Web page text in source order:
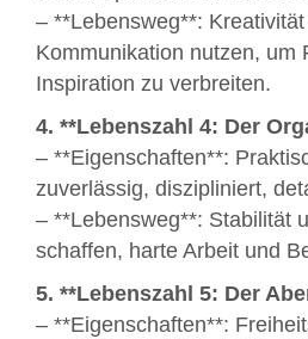
– **Lebensweg**: Kreativität
Kommunikation nutzen, um
Inspiration zu verbreiten.
4. **Lebenszahl 4: Der
– **Eigenschaften**:
zuverlässig, diszipliniert,
– **Lebensweg**: Stabilität
schaffen, harte Arbeit und
5. **Lebenszahl 5: Der
– **Eigenschaften**: